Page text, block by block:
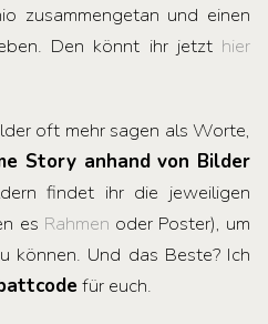
zusammengetan und einen
Den könnt ihr jetzt hier
oft mehr sagen als Worte,
Story anhand von Bilder
findet ihr die jeweiligen
es Rahmen oder Poster), um
können. Und das Beste? Ich
für euch.